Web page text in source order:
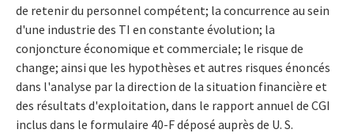
de retenir du personnel compétent; la concurrence au sein
d'une industrie des TI en constante évolution; la
conjoncture économique et commerciale; le risque de
change; ainsi que les hypothèses et autres risques énoncés
dans l'analyse par la direction de la situation financière et
des résultats d'exploitation, dans le rapport annuel de CGI
inclus dans le formulaire 40-F déposé auprès de U. S.